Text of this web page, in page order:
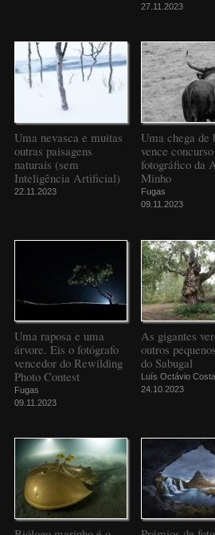
27.11.2023
Uma nevasca e muitas
outras paisagens
naturais (sem
Inteligência Artificial)
22.11.2023
Uma chega de
vence concurso
fotográfico da
Minho
Fugas
09.11.2023
Uma raposa e uma
árvore. Eis o fotógrafo
vencedor do Rewilding
Photo Contest
Fugas
09.11.2023
As gigantes
outros
do Sabugal
Luís Octávio Costa
24.10.2023